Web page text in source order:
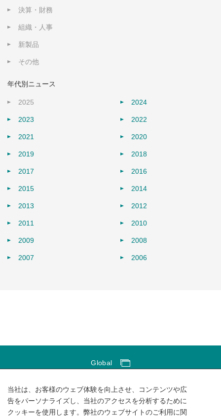
決算・財務
組織・人事
新製品
その他
年代別ニュース
2025 2024
2023 2022
2021 2020
2019 2018
2017 2016
2015 2014
2013 2012
2011 2010
2009 2008
2007 2006
Global
サイトのご利用にあたって
ソーシャルメディアポリシー
当社は、お客様のウェブ体験を向上させ、コンテンツや広
告をパーソナライズし、当社のアクセスを分析するために
クッキーを使用します。弊社のウェブサイトのご利用に関